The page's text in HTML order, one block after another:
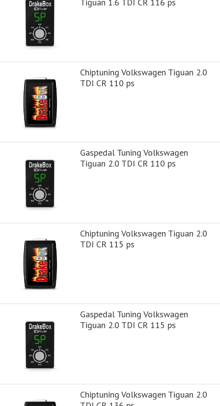
Chiptuning Volkswagen Tiguan 2.0
TDI CR 110 ps
Gaspedal Tuning Volkswagen
Tiguan 2.0 TDI CR 110 ps
Chiptuning Volkswagen Tiguan 2.0
TDI CR 115 ps
Gaspedal Tuning Volkswagen
Tiguan 2.0 TDI CR 115 ps
Chiptuning Volkswagen Tiguan 2.0